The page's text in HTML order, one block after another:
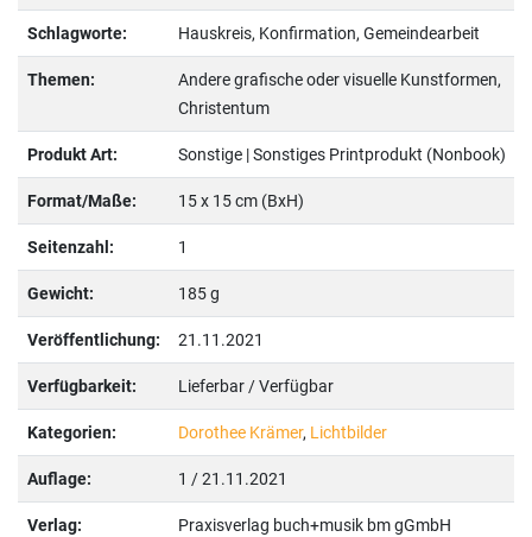
Schlagworte: Hauskreis, Konfirmation, Gemeindearbeit
Themen:
Andere grafische oder visuelle Kunstformen,
Christentum
Produkt Art: Sonstige | Sonstiges Printprodukt (Nonbook)
Format/Maße: 15 x 15 cm (BxH)
Seitenzahl: 1
Gewicht: 185 g
Veröffentlichung: 21.11.2021
Verfügbarkeit: Lieferbar / Verfügbar
Kategorien: Dorothee Krämer, Lichtbilder
Auflage: 1 / 21.11.2021
Verlag: Praxisverlag buch+musik bm gGmbH